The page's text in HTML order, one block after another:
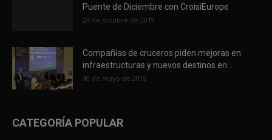
Puente de Diciembre con CroisiEurope
24 de octubre de 2019
Compañías de cruceros piden mejoras en
infraestructuras y nuevos destinos en...
30 de mayo de 2019
CATEGORÍA POPULAR